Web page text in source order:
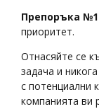
Препоръка
приоритет.
Отнасяйте се
задача и
с потенциални
компанията ви